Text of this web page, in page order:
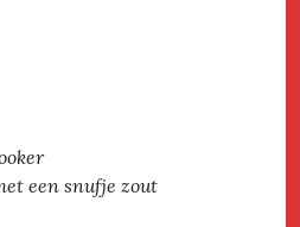
een snufje zout